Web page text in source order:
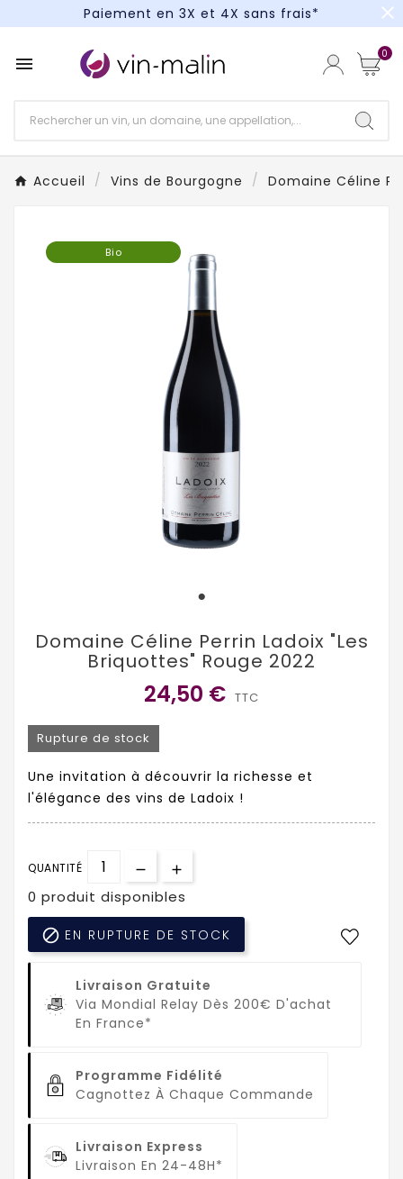
Paiement en 3X et 4X sans frais*
Paiement en 3X et 4X sans frais*
close
 0
Accueil Vins de Bourgogne Domaine Céline
Bio
Domaine Céline Perrin Ladoix "Les
Briquottes" Rouge 2022
24,50 € TTC
Rupture de stock
Une invitation à découvrir la richesse et
l'élégance des vins de Ladoix !
QUANTITÉ
0 produit disponibles
 EN RUPTURE DE STOCK
Livraison Gratuite
Via Mondial Relay Dès 200€ D'achat
En France*
Programme Fidélité
Cagnottez À Chaque Commande
Livraison Express
Livraison En 24-48H*